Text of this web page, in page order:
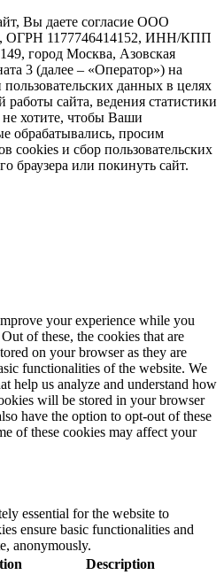
Вы даете согласие ООО
ОГРН 1177746414152, ИНН/КПП
город Москва, Азовская
3 (далее – «Оператор») на
данных в целях
работы сайта, ведения статистики
хотите, чтобы Ваши
обрабатывались, просим
cookies и сбор пользовательских
браузера или покинуть сайт.
your experience while you
of these, the cookies that are
on your browser as they are
functionalities of the website. We
help us analyze and understand how
will be stored in your browser
have the option to opt-out of these
of these cookies may affect your
essential for the website to
ensure basic functionalities and
anonymously.
Description